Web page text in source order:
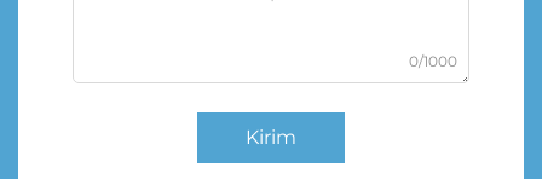
0/1000
Kirim